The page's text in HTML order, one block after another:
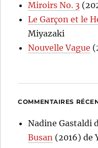
Miroirs No. 3
Le Garçon et le
Miyazaki
Nouvelle Vague
COMMENTAIRES
Nadine Gastaldi
Busan (2016) de